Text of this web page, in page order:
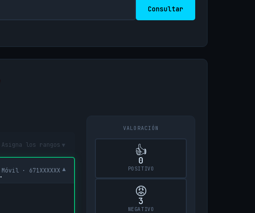
Consultar
Asigna los rangos ▾
Móvil · 671XXXXXX ▾
VALORACIÓN
👍
0
POSITIVO
😡
3
NEGATIVO